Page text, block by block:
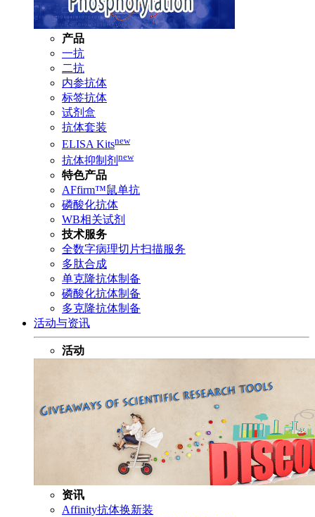
产品
一抗
二抗
内参抗体
标签抗体
试剂盒
抗体套装
ELISA Kitsnew
抗体抑制剂 new
特色产品
AFfirm™鼠单抗
磷酸化抗体
WB相关试剂
技术服务
全数字病理切片扫描服务
多肽合成
单克隆抗体制备
磷酸化抗体制备
多克隆抗体制备
活动与资讯
活动
资讯
Affinity抗体换新装